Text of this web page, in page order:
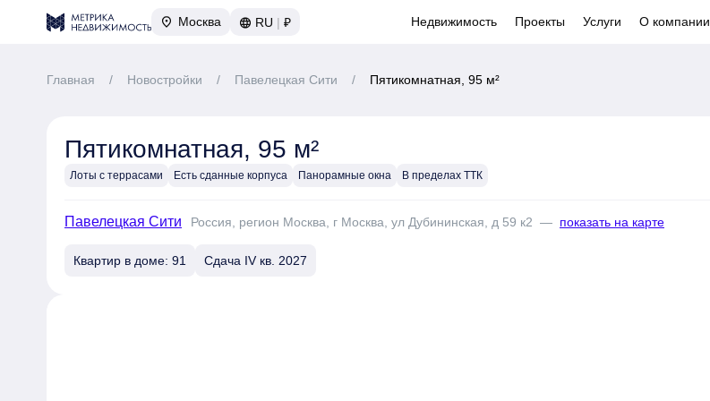
Москва RU | ₽ Недвижимость Проекты Услуги О компании
Главная / Новостройки / Павелецкая Сити / Пятикомнатная, 95 м²
Пятикомнатная, 95 м²
Лоты с террасами Есть сданные корпуса Панорамные окна В пределах ТТК
Павелецкая Сити Россия, регион Москва, г Москва, ул Дубининская, д 59 к2 — показать на карте
Квартир в доме: 91 Сдача IV кв. 2027